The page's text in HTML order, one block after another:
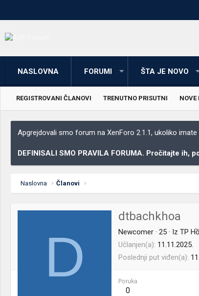
NASLOVNA FORUMI ŠTA JE NOVO
REGISTROVANI ČLANOVI TRENUTNO PRISUTNI NOVE
Apgrejdovali smo forum na XenForo 2.1.1, ukoliko
DEFINISALI SMO PRAVILA FORUMA. Pročitajte ih,
Naslovna Članovi
D
dtbachkhoa
Newcomer · 25 · Iz TP
Učlanjen(a) 11.11.2025.
Poslednji put viđen(a)
Poruka
0